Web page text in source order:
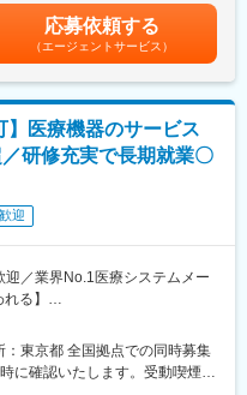
せてご紹介いたします。
の合意形成、定着支援、フィ
加えてカスタマーサクセスが
と担当顧客との関係性改善も
（先行提供・段階展開・対象
・セールス・サポート）との
資料など、現場定着に必要な
への還元・改善サイクルの実
けた顧客関係の維持・改善
をもとに決定します。賃金はあ
通じて上下する可能性があり
た表記です。
応募依頼する
（エージェントサービス）
】医療機器のサービス
研修充実で長期就業〇
迎
迎／業界No.1医療システムメー
る】
医療機器の設置・保守に活かせ
な機器を扱い、病院の診断を
：東京都 全国拠点での同時募集
に確認いたします。受動喫煙対